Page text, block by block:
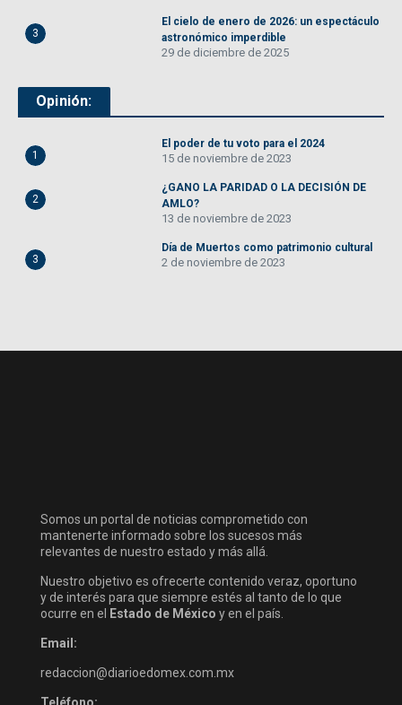
3
El cielo de enero de 2026: un espectáculo
astronómico imperdible
29 de diciembre de 2025
Opinión:
1
El poder de tu voto para el 2024
15 de noviembre de 2023
2
¿GANO LA PARIDAD O LA DECISIÓN DE
AMLO?
13 de noviembre de 2023
3
Día de Muertos como patrimonio cultural
2 de noviembre de 2023
Somos un portal de noticias comprometido con
mantenerte informado sobre los sucesos más
relevantes de nuestro estado y más allá.
Nuestro objetivo es ofrecerte contenido veraz, oportuno
y de interés para que siempre estés al tanto de lo que
ocurre en el
Estado de México y en el país.
Email:
redaccion@diarioedomex.com.mx